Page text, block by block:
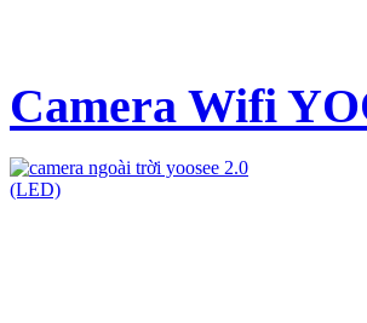
Camera Wifi